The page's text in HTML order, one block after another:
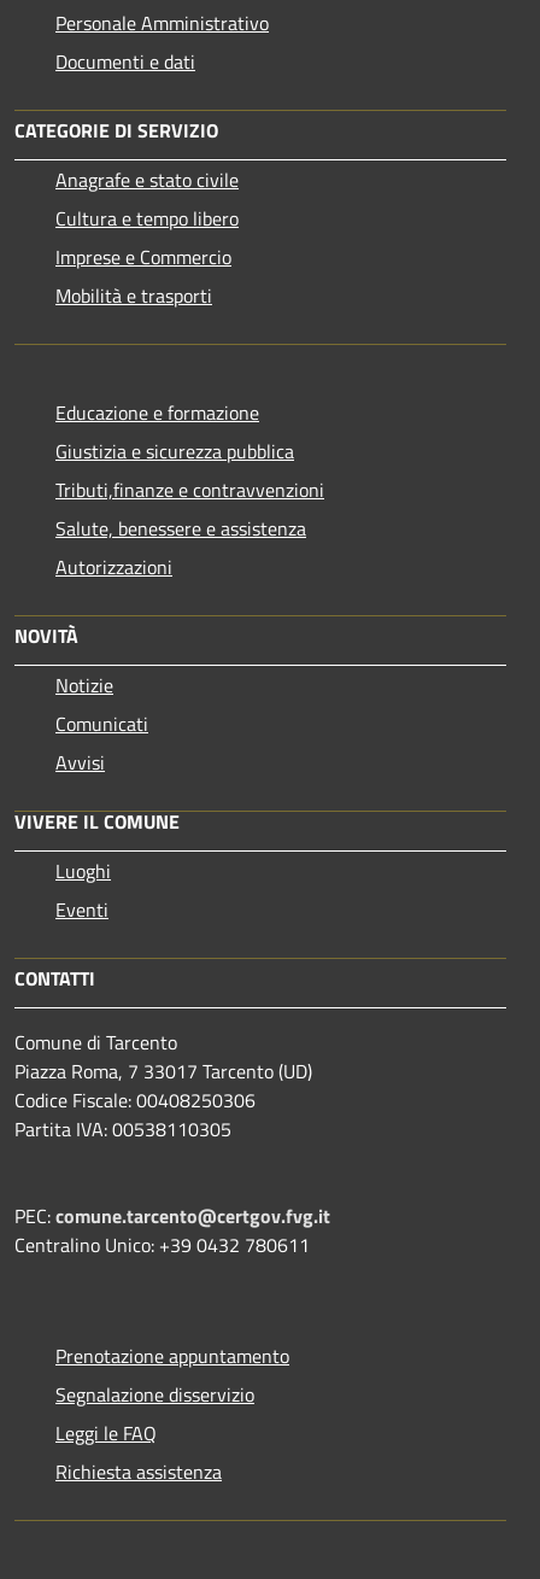
Personale Amministrativo
Documenti e dati
CATEGORIE DI SERVIZIO
Anagrafe e stato civile
Cultura e tempo libero
Imprese e Commercio
Mobilità e trasporti
Educazione e formazione
Giustizia e sicurezza pubblica
Tributi,finanze e contravvenzioni
Salute, benessere e assistenza
Autorizzazioni
NOVITÀ
Notizie
Comunicati
Avvisi
VIVERE IL COMUNE
Luoghi
Eventi
CONTATTI
Comune di Tarcento
Piazza Roma, 7 33017 Tarcento (UD)
Codice Fiscale: 00408250306
Partita IVA: 00538110305
PEC:comune.tarcento@certgov.fvg.it
Centralino Unico: +39 0432 780611
Prenotazione appuntamento
Segnalazione disservizio
Leggi le FAQ
Richiesta assistenza